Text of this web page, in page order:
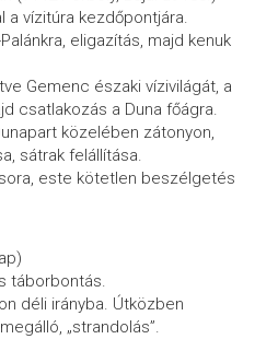
a vízitúra kezdőpontjára.
eligazítás, majd kenuk
Gemenc északi vízivilágát, a
csatlakozás a Duna főágra.
közelében zátonyon,
sátrak felállítása.
este kötetlen beszélgetés
táborbontás.
déli irányba. Útközben
„strandolás”.